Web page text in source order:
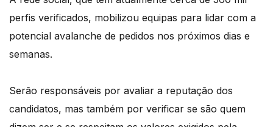
perfis verificados, mobilizou equipas para lidar com a
potencial avalanche de pedidos nos próximos dias e
semanas.
Serão responsáveis por avaliar a reputação dos
candidatos, mas também por verificar se são quem